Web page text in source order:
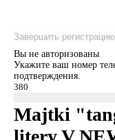
Завершить регистрацию
Вы не авторизованы
Укажите ваш номер
подтверждения.
Majtki